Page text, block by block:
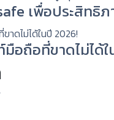
เพื่อประสิท
อถือที่ขาดไม่ได้ใ